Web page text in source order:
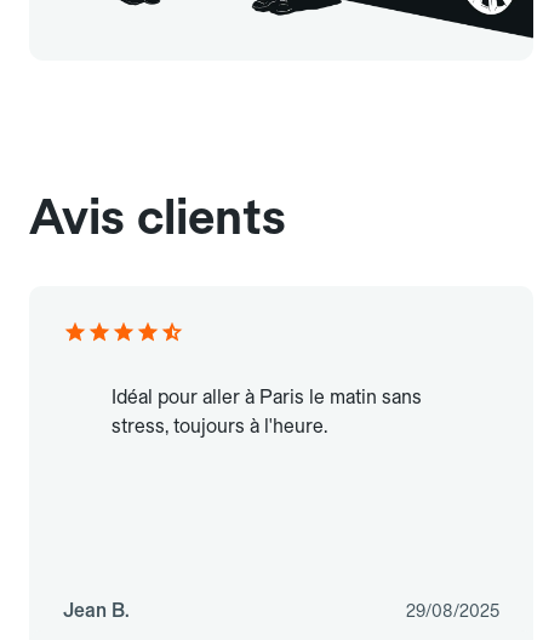
Avis clients
Idéal pour aller à Paris le matin sans
stress, toujours à l'heure.
Jean B. 29/08/2025